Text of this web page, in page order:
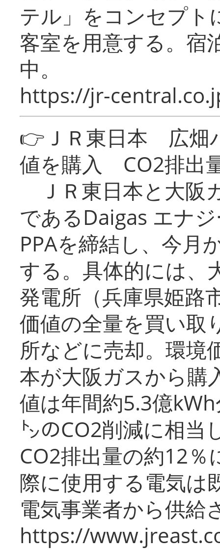
テル」をコンセプト
客室を用意する。宿
中。
https://jr-
👉ＪＲ東日本 広畑
値を購入 CO2排出
ＪＲ東日本と大阪
であるDaigas エナ
PPAを締結し、今月
する。具体的には、
発電所（兵庫県姫路
価値の全量を買い取
所などに売却。環境
本が大阪ガスから購
値は年間約5.3億
㌧のCO2削減に相当
CO2排出量の約12％
際に使用する電気は
電気事業者から供給
https://